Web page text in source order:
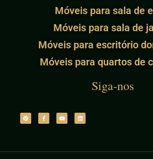
Móveis para sala de
Móveis para sala de
Móveis para escritório
Móveis para quartos de
Siga-nos